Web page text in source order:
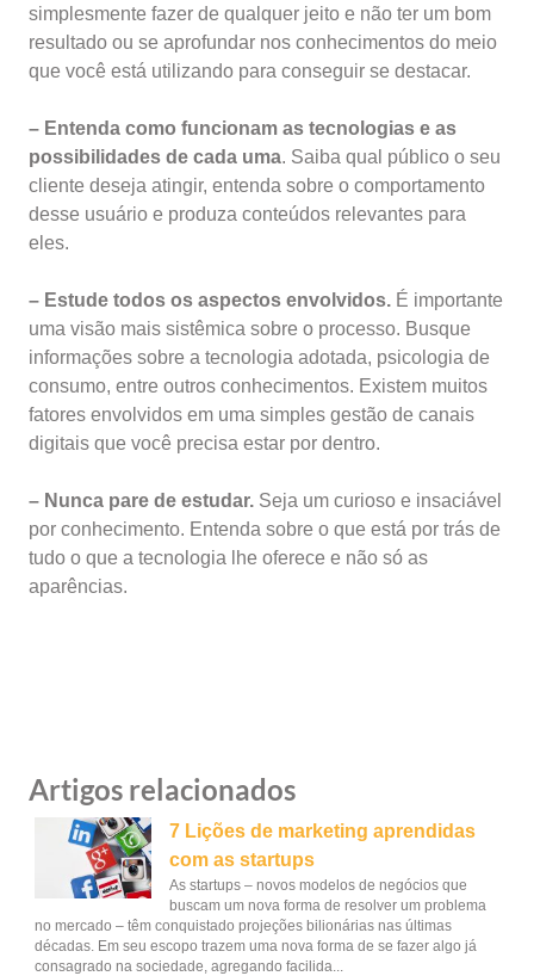
simplesmente fazer de qualquer jeito e não ter um bom
resultado ou se aprofundar nos conhecimentos do meio
que você está utilizando para conseguir se destacar.
– Entenda como funcionam as tecnologias e as
possibilidades de cada uma. Saiba qual público o seu
cliente deseja atingir, entenda sobre o comportamento
desse usuário e produza conteúdos relevantes para
eles.
– Estude todos os aspectos envolvidos. É importante
uma visão mais sistêmica sobre o processo. Busque
informações sobre a tecnologia adotada, psicologia de
consumo, entre outros conhecimentos. Existem muitos
fatores envolvidos em uma simples gestão de canais
digitais que você precisa estar por dentro.
– Nunca pare de estudar. Seja um curioso e insaciável
por conhecimento. Entenda sobre o que está por trás de
tudo o que a tecnologia lhe oferece e não só as
aparências.
Artigos relacionados
7 Lições de marketing aprendidas
com as startups
As startups – novos modelos de negócios que
buscam um nova forma de resolver um problema
no mercado – têm conquistado projeções bilionárias nas últimas
décadas. Em seu escopo trazem uma nova forma de se fazer algo já
consagrado na sociedade, agregando facilida...